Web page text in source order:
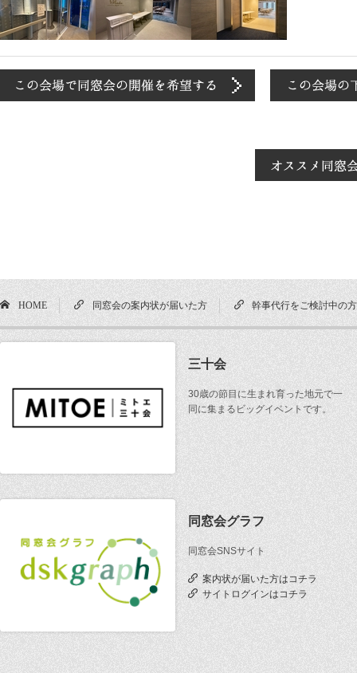
HOME 同窓会の案内状が届いた方 幹事代行をご検討中の方
三十会
30歳の節目に生まれ育った地元で一
同に集まるビッグイベントです。
同窓会グラフ
同窓会SNSサイト
案内状が届いた方はコチラ
サイトログインはコチラ